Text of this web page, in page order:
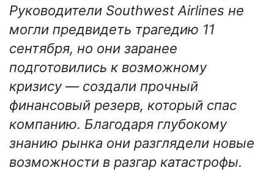
Руководители Southwest Airlines не
могли предвидеть трагедию 11
сентября, но они заранее
подготовились к возможному
кризису — создали прочный
финансовый резерв, который спас
компанию. Благодаря глубокому
знанию рынка они разглядели новые
возможности в разгар катастрофы.